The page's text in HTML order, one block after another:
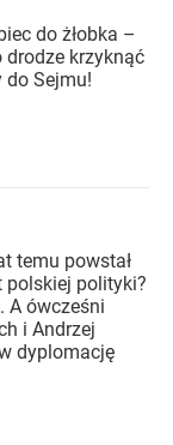
do żłobka –
krzyknąć
do Sejmu!
temu powstał
polskiej polityki?
A ówcześni
i Andrzej
dyplomację